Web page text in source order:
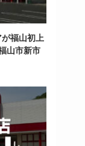
福山初上
山市新市